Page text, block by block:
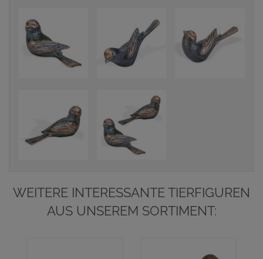
WEITERE INTERESSANTE TIERFIGUREN
AUS UNSEREM SORTIMENT: